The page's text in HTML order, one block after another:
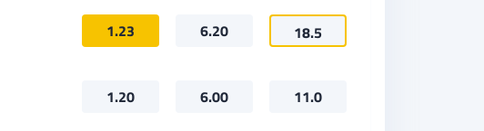
1.23 6.20 18.5
1.20 6.00 11.0